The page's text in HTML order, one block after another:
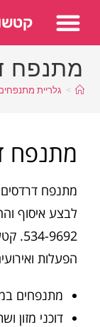
לתוכן
מתנפח
> גלריית
מתנפח
מתנפח דרדסים
534-
הפעלות
מתנפחים
דוכני מזון